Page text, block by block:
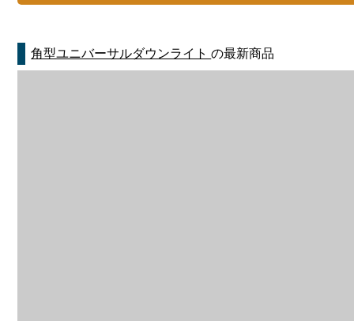
角型ユニバーサルダウンライトの最新商品